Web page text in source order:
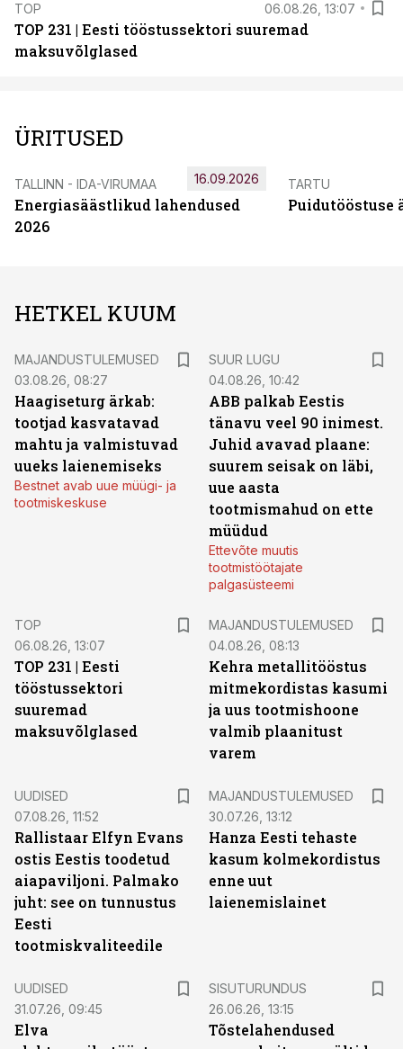
TOP 06.08.26, 13:07
TOP 231 | Eesti tööstussektori suuremad
maksuvõlglased
ÜRITUSED
TALLINN - IDA-VIRUMAA
Energiasäästlikud lahendused
2026
16.09.2026 TARTU
Puidutööstuse
HETKEL KUUM
MAJANDUSTULEMUSED
03.08.26, 08:27
Haagiseturg ärkab:
tootjad kasvatavad
mahtu ja valmistuvad
uueks laienemiseks
Bestnet avab uue müügi- ja
tootmiskeskuse
SUUR LUGU
04.08.26, 10:42
ABB palkab Eestis
tänavu veel 90 inimest.
Juhid avavad plaane:
suurem seisak on läbi,
uue aasta
tootmismahud on ette
müüdud
Ettevõte muutis
tootmistöötajate
palgasüsteemi
TOP
06.08.26, 13:07
TOP 231 | Eesti
tööstussektori
suuremad
maksuvõlglased
MAJANDUSTULEMUSED
04.08.26, 08:13
Kehra metallitööstus
mitmekordistas kasumi
ja uus tootmishoone
valmib plaanitust
varem
UUDISED
07.08.26, 11:52
Rallistaar Elfyn Evans
ostis Eestis toodetud
aiapaviljoni. Palmako
juht: see on tunnustus
Eesti
tootmiskvaliteedile
MAJANDUSTULEMUSED
30.07.26, 13:12
Hanza Eesti tehaste
kasum kolmekordistus
enne uut
laienemislainet
UUDISED
31.07.26, 09:45
Elva
SISUTURUNDUS
26.06.26, 13:15
Tõstelahendused